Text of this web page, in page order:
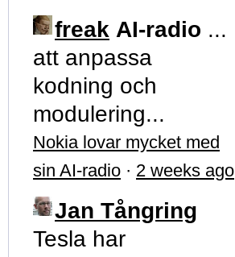
freak AI-radio ...
att anpassa
kodning och
modulering...
Nokia lovar mycket med
sin AI-radio · 2 weeks ago
Jan Tångring
Tesla har